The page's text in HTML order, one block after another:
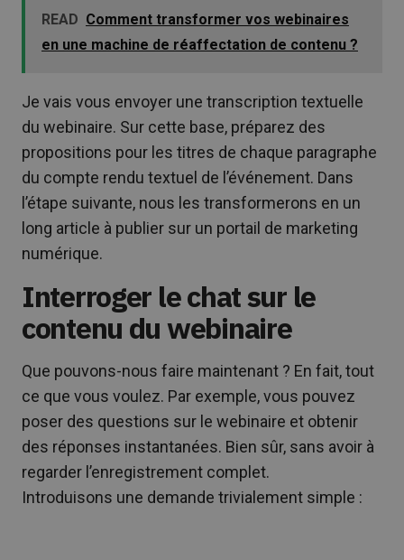
READ Comment transformer vos webinaires
en une machine de réaffectation de contenu ?
Je vais vous envoyer une transcription textuelle
du webinaire. Sur cette base, préparez des
propositions pour les titres de chaque paragraphe
du compte rendu textuel de l’événement. Dans
l’étape suivante, nous les transformerons en un
long article à publier sur un portail de marketing
numérique.
Interroger le chat sur le
contenu du webinaire
Que pouvons-nous faire maintenant ? En fait, tout
ce que vous voulez. Par exemple, vous pouvez
poser des questions sur le webinaire et obtenir
des réponses instantanées. Bien sûr, sans avoir à
regarder l’enregistrement complet.
Introduisons une demande trivialement simple :